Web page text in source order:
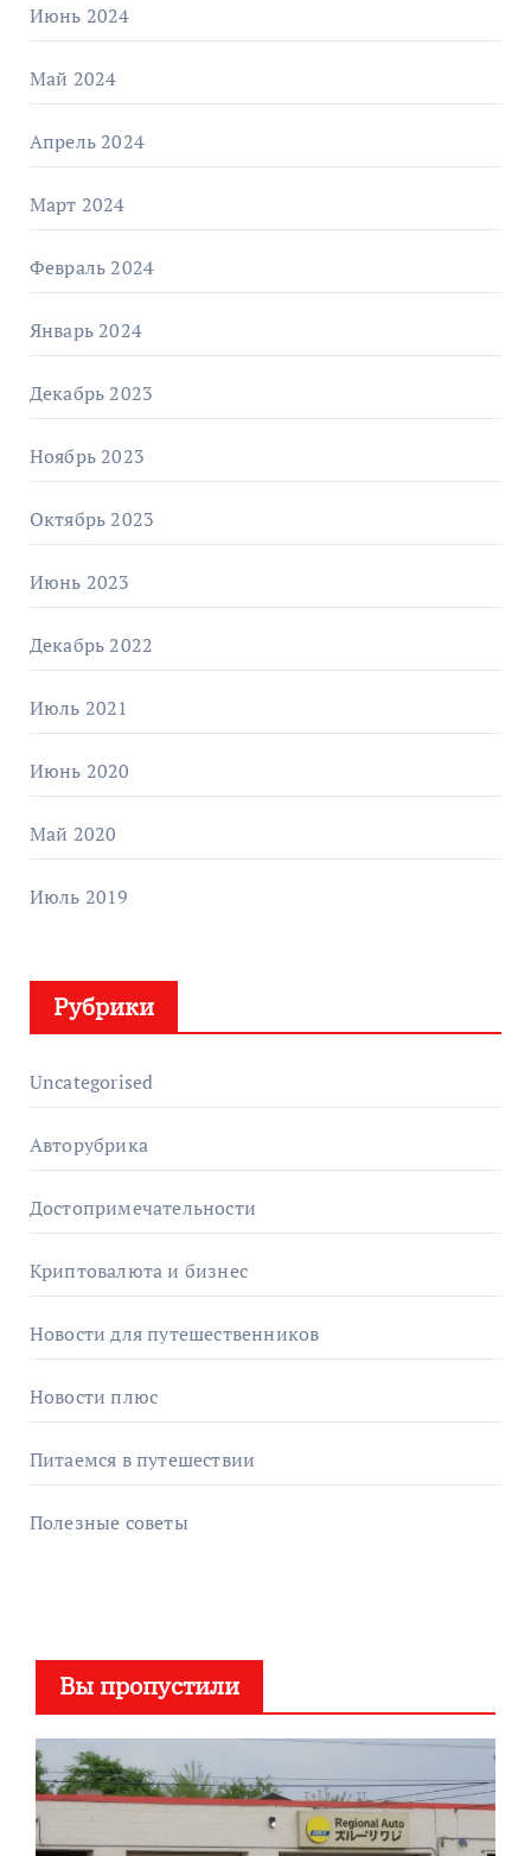
Июнь 2024
Май 2024
Апрель 2024
Март 2024
Февраль 2024
Январь 2024
Декабрь 2023
Ноябрь 2023
Октябрь 2023
Июнь 2023
Декабрь 2022
Июль 2021
Июнь 2020
Май 2020
Июль 2019
Рубрики
Uncategorised
Авторубрика
Достопримечательности
Криптовалюта и бизнес
Новости для путешественников
Новости плюс
Питаемся в путешествии
Полезные советы
Вы пропустили